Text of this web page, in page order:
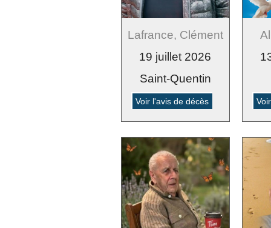
Lafrance, Clément
19 juillet 2026
Saint-Quentin
Voir l'avis de décès